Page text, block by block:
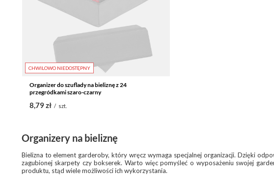
CHWILOWO NIEDOSTĘPNY
Organizer do szuflady na bieliznę z 24
przegródkami szaro-czarny
8,79 zł / szt.
Organizery na bieliznę
Bielizna to element garderoby, który wręcz wymaga specjalnej organizacji. Dzięki
zagubionej skarpety czy bokserek. Warto więc pomyśleć o wyposażeniu swojej
produktu, stąd wiele możliwości ich wykorzystania.